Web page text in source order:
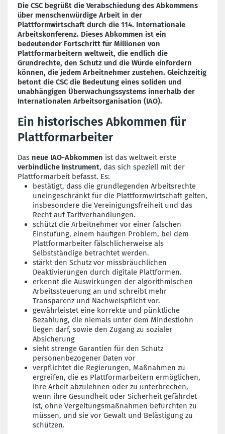
Die CSC begrüßt die Verabschiedung des Abkommens
über menschenwürdige Arbeit in der
Plattformwirtschaft durch die 114. Internationale
Arbeitskonferenz. Dieses Abkommen ist ein
bedeutender Fortschritt für Millionen von
Plattformarbeitern weltweit, die endlich die
Grundrechte, den Schutz und die Würde einfordern
können, die jedem Arbeitnehmer zustehen. Gleichzeitig
betont die CSC die Bedeutung eines soliden und
unabhängigen Überwachungssystems innerhalb der
Internationalen Arbeitsorganisation (IAO).
Ein historisches Abkommen für
Plattformarbeiter
Das neue IAO-Abkommen ist das weltweit erste
verbindliche Instrument, das sich speziell mit der
Plattformarbeit befasst. Es:
bestätigt, dass die grundlegenden Arbeitsrechte
uneingeschränkt für die Plattformwirtschaft gelten,
insbesondere die Vereinigungsfreiheit und das
Recht auf Tarifverhandlungen.
schützt die Arbeitnehmer vor einer falschen
Einstufung, einem häufigen Problem, bei dem
Plattformarbeiter fälschlicherweise als
Selbstständige betrachtet werden.
stärkt den Schutz vor missbräuchlichen
Deaktivierungen durch digitale Plattformen.
erkennt die Auswirkungen der algorithmischen
Arbeitssteuerung an und schreibt mehr
Transparenz und Nachweispflicht vor.
gewährleistet eine korrekte und pünktliche
Bezahlung, die niemals unter dem Mindestlohn
liegen darf, sowie den Zugang zu sozialer
Absicherung
sieht strenge Garantien für den Schutz
personenbezogener Daten vor
verpflichtet die Regierungen, Maßnahmen zu
ergreifen, die es Plattformarbeitern ermöglichen,
ihre Arbeit abzulehnen oder zu unterbrechen,
wenn ihre Gesundheit oder Sicherheit gefährdet
ist, ohne Vergeltungsmaßnahmen befürchten zu
müssen, und sie vor Gewalt und Belästigung zu
schützen.